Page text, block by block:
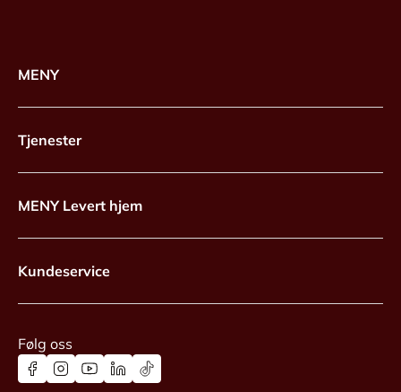
MENY
Tjenester
MENY Levert hjem
Kundeservice
Følg oss